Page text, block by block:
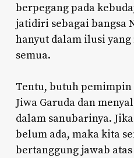
berpegang pada
jatidiri sebagai bangsa
hanyut dalam ilusi
semua.
Tentu, butuh pemimpin
Jiwa Garuda dan
dalam sanubarinya.
belum ada, maka kita
bertanggung jawab